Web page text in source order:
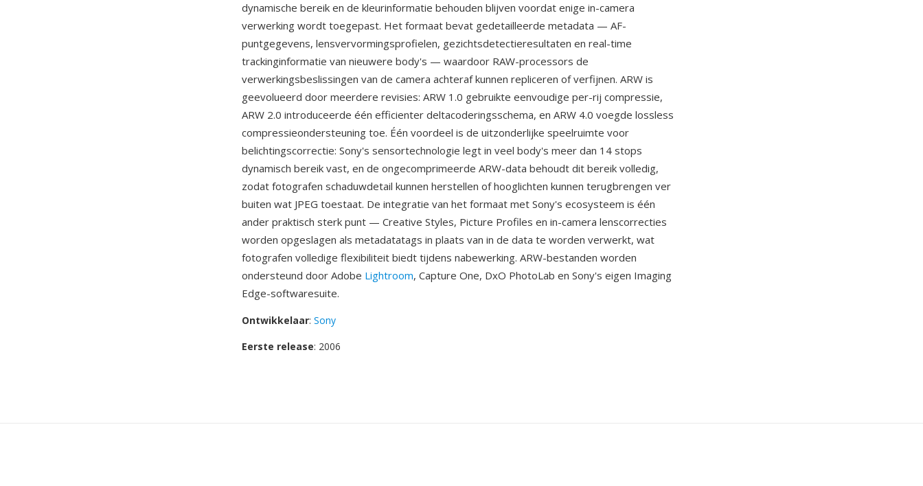
dynamische bereik en de kleurinformatie behouden blijven voordat enige in-camera
verwerking wordt toegepast. Het formaat bevat gedetailleerde metadata — AF-
puntgegevens, lensvervormingsprofielen, gezichtsdetectieresultaten en real-time
trackinginformatie van nieuwere body's — waardoor RAW-processors de
verwerkingsbeslissingen van de camera achteraf kunnen repliceren of verfijnen. ARW is
geevolueerd door meerdere revisies: ARW 1.0 gebruikte eenvoudige per-rij compressie,
ARW 2.0 introduceerde één efficienter deltacoderingsschema, en ARW 4.0 voegde lossless
compressieondersteuning toe. Één voordeel is de uitzonderlijke speelruimte voor
belichtingscorrectie: Sony's sensortechnologie legt in veel body's meer dan 14 stops
dynamisch bereik vast, en de ongecomprimeerde ARW-data behoudt dit bereik volledig,
zodat fotografen schaduwdetail kunnen herstellen of hooglichten kunnen terugbrengen ver
buiten wat JPEG toestaat. De integratie van het formaat met Sony's ecosysteem is één
ander praktisch sterk punt — Creative Styles, Picture Profiles en in-camera lenscorrecties
worden opgeslagen als metadatatags in plaats van in de data te worden verwerkt, wat
fotografen volledige flexibiliteit biedt tijdens nabewerking. ARW-bestanden worden
ondersteund door Adobe Lightroom, Capture One, DxO PhotoLab en Sony's eigen Imaging
Edge-softwaresuite.
Ontwikkelaar: Sony
Eerste release: 2006